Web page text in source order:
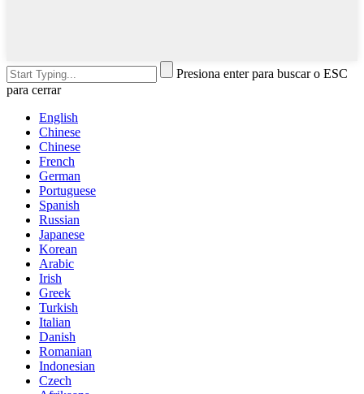
Presiona enter para buscar o ESC
para cerrar
English
Chinese
Chinese
French
German
Portuguese
Spanish
Russian
Japanese
Korean
Arabic
Irish
Greek
Turkish
Italian
Danish
Romanian
Indonesian
Czech